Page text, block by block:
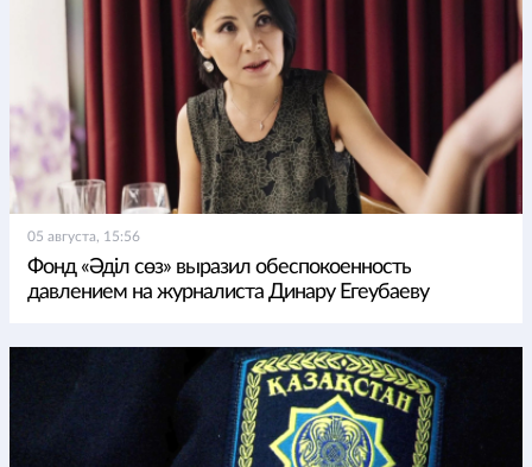
05 августа, 15:56
Фонд «Әділ сөз» выразил обеспокоенность
давлением на журналиста Динару Егеубаеву